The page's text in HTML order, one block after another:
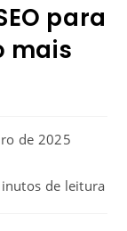
para
mais
de 2025
de leitura